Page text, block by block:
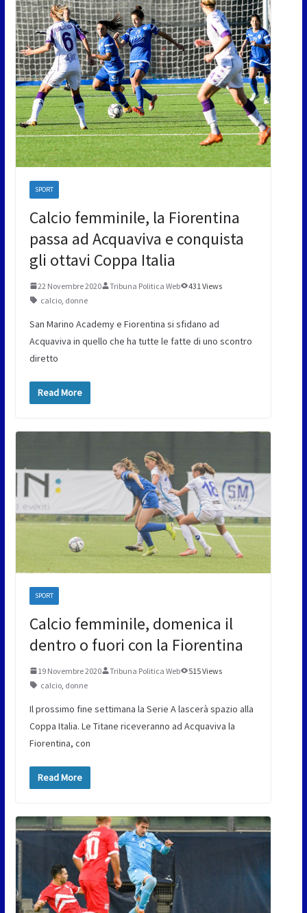
SPORT
Calcio femminile, la Fiorentina
passa ad Acquaviva e conquista
gli ottavi Coppa Italia
22 Novembre 2020 Tribuna Politica Web
431 Views
calcio, donne
San Marino Academy e Fiorentina si sfidano ad
Acquaviva in quello che ha tutte le fatte di uno scontro
diretto
Read More
SPORT
Calcio femminile, domenica il
dentro o fuori con la Fiorentina
19 Novembre 2020 Tribuna Politica Web
515 Views
calcio, donne
Il prossimo fine settimana la Serie A lascerà spazio alla
Coppa Italia. Le Titane riceveranno ad Acquaviva la
Fiorentina, con
Read More